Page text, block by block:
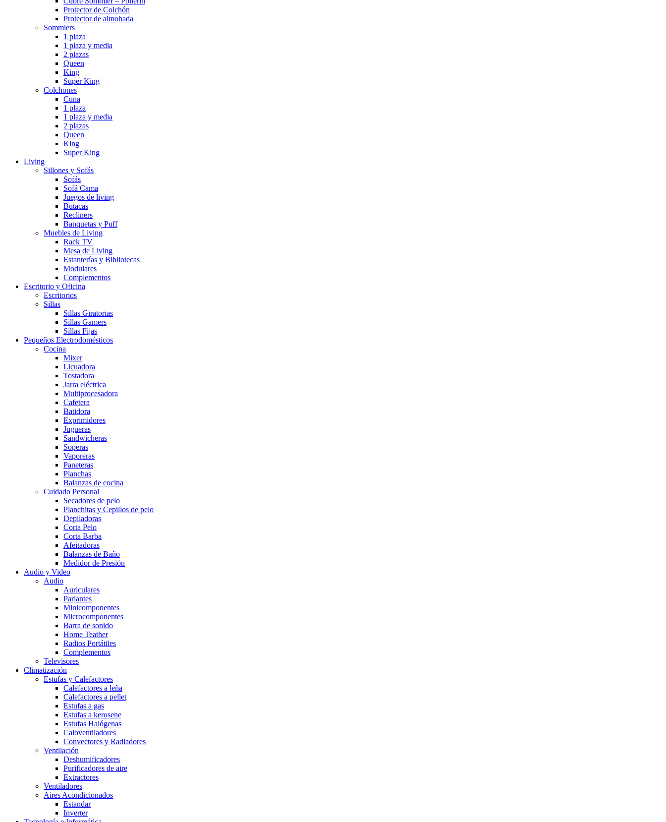
Protector de Colchón
Protector de almohada
Sommiers
1 plaza
1 plaza y media
2 plazas
Queen
King
Super King
Colchones
Cuna
1 plaza
1 plaza y media
2 plazas
Queen
King
Super King
Living
Sillones y Sofás
Sofás
Sofá Cama
Juegos de living
Butacas
Recliners
Banquetas y Puff
Muebles de Living
Rack TV
Mesa de Living
Estanterías y Bibliotecas
Modulares
Complementos
Escritorio y Oficina
Escritorios
Sillas
Sillas Giratorias
Sillas Gamers
Sillas Fijas
Pequeños Electrodomésticos
Cocina
Mixer
Licuadora
Tostadora
Jarra eléctrica
Multiprocesadora
Cafetera
Batidora
Exprimidores
Jugueras
Sandwicheras
Soperas
Vaporeras
Paneteras
Planchas
Balanzas de cocina
Cuidado Personal
Secadores de pelo
Planchitas y Cepillos de pelo
Depiladoras
Corta Pelo
Corta Barba
Afeitadoras
Balanzas de Baño
Medidor de Presión
Audio y Video
Audio
Auriculares
Parlantes
Minicomponentes
Microcomponentes
Barra de sonido
Home Teather
Radios Portátiles
Complementos
Televisores
Climatización
Estufas y Calefactores
Calefactores a leña
Calefactores a pellet
Estufas a gas
Estufas a kerosene
Estufas Halógenas
Caloventiladores
Convectores y Radiadores
Ventilación
Deshumificadores
Purificadores de aire
Extractores
Ventiladores
Aires Acondicionados
Estandar
Inverter